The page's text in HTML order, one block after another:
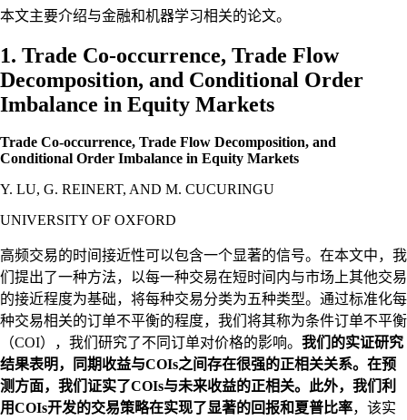
本文主要介绍与金融和机器学习相关的论文。
1. Trade Co-occurrence, Trade Flow
Decomposition, and Conditional Order
Imbalance in Equity Markets
Trade Co-occurrence, Trade Flow Decomposition, and
Conditional Order Imbalance in Equity Markets
Y. LU, G. REINERT, AND M. CUCURINGU
UNIVERSITY OF OXFORD
高频交易的时间接近性可以包含一个显著的信号。在本文中，我
们提出了一种方法，以每一种交易在短时间内与市场上其他交易
的接近程度为基础，将每种交易分类为五种类型。通过标准化每
种交易相关的订单不平衡的程度，我们将其称为条件订单不平衡
（COI），我们研究了不同订单对价格的影响。 我们的实证研究
结果表明，同期收益与COIs之间存在很强的正相关关系。在预
测方面，我们证实了COIs与未来收益的正相关。此外，我们利
用COIs开发的交易策略在实现了显著的回报和夏普比率，该实